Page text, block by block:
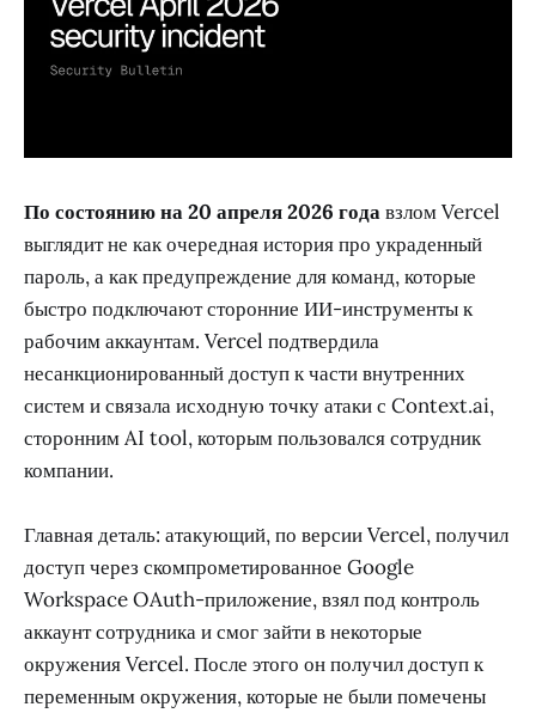
По состоянию на 20 апреля 2026 годавзлом Vercel
выглядит не как очередная история про украденный
пароль, а как предупреждение для команд, которые
быстро подключают сторонние ИИ-инструменты к
рабочим аккаунтам. Vercel подтвердила
несанкционированный доступ к части внутренних
систем и связала исходную точку атаки с Context.ai,
сторонним AI tool, которым пользовался сотрудник
компании.
Главная деталь: атакующий, по версии Vercel, получил
доступ через скомпрометированное Google
Workspace OAuth-приложение, взял под контроль
аккаунт сотрудника и смог зайти в некоторые
окружения Vercel. После этого он получил доступ к
переменным окружения, которые не были помечены